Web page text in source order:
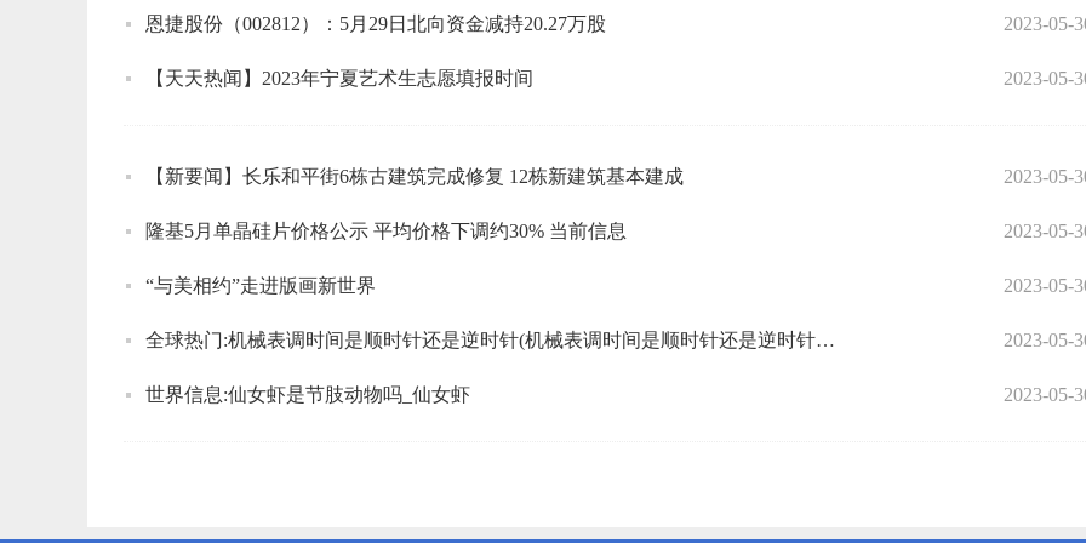
恩捷股份（002812）：5月29日北向资金减持20.27万股 2023-05-
【天天热闻】2023年宁夏艺术生志愿填报时间 2023-05-
【新要闻】长乐和平街6栋古建筑完成修复 12栋新建筑基本建成 2023-05-
隆基5月单晶硅片价格公示 平均价格下调约30% 当前信息 2023-05-
“与美相约”走进版画新世界 2023-05-
全球热门:机械表调时间是顺时针还是逆时针(机械表调时间是顺时针还是逆时针图解) 2023-05-
世界信息:仙女虾是节肢动物吗_仙女虾 2023-05-